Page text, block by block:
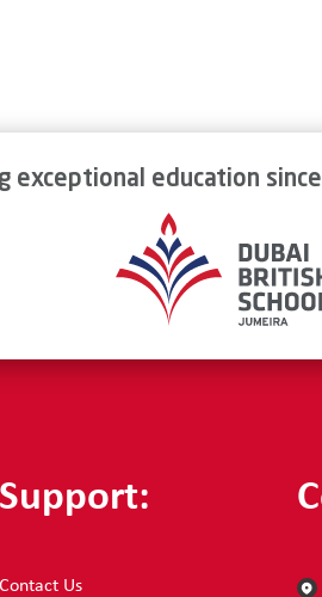
exceptional education
Support:
Contact Us